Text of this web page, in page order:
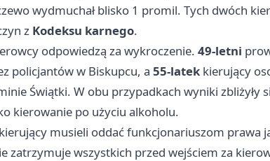
wydmuchał blisko 1 promil. Tych dwóch
z Kodeksu karnego.
odpowiedzą za wykroczenie. 49-letni
policjantów w Biskupcu, a 55-latek kierujący
Świątki. W obu przypadkach wyniki zbliżyły
kierowanie po użyciu alkoholu.
musieli oddać funkcjonariuszom prawa
zatrzymuje wszystkich przed wejściem za